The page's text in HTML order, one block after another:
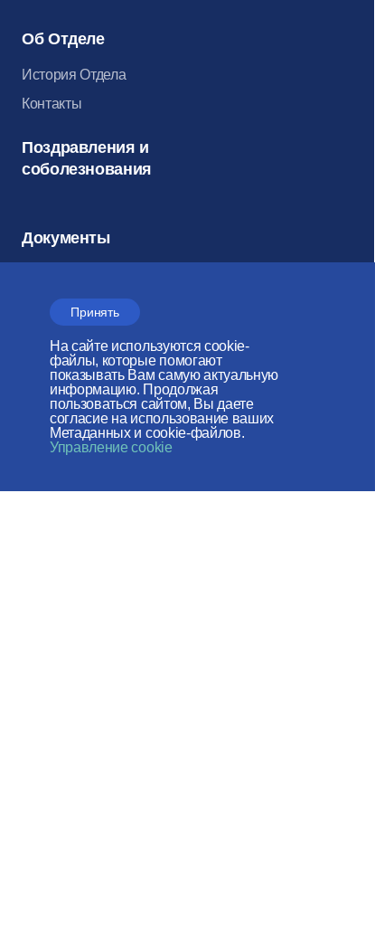
Принять
На сайте используются cookie-
файлы, которые помогают
показывать Вам самую актуальную
информацию. Продолжая
пользоваться сайтом, Вы даете
согласие на использование ваших
Метаданных и cookie-файлов.
Управление cookie
Об Отделе
История Отдела
Контакты
Поздравления и
соболезнования
Документы
Архив
Электронный
журнал
«Церковь и